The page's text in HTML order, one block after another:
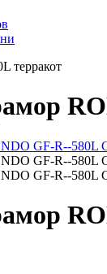
терракот